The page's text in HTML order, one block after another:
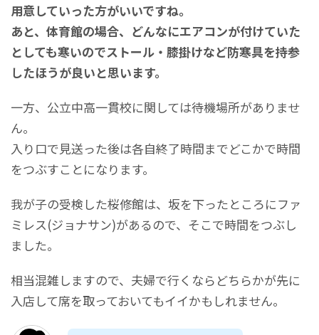
用意していった方がいいですね。
あと、体育館の場合、どんなにエアコンが付けていた
としても寒いのでストール・膝掛けなど防寒具を持参
したほうが良いと思います。
一方、公立中高一貫校に関しては待機場所がありませ
ん。
入り口で見送った後は各自終了時間までどこかで時間
をつぶすことになります。
我が子の受検した桜修館は、坂を下ったところにファ
ミレス(ジョナサン)があるので、そこで時間をつぶし
ました。
相当混雑しますので、夫婦で行くならどちらかが先に
入店して席を取っておいてもイイかもしれません。